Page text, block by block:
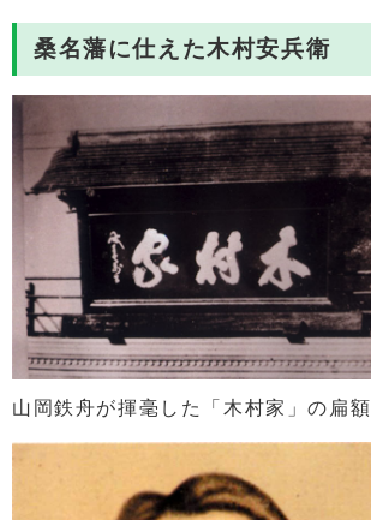
桑名藩に仕えた木村安兵衛
山岡鉄舟が揮毫した「木村家」の扁額